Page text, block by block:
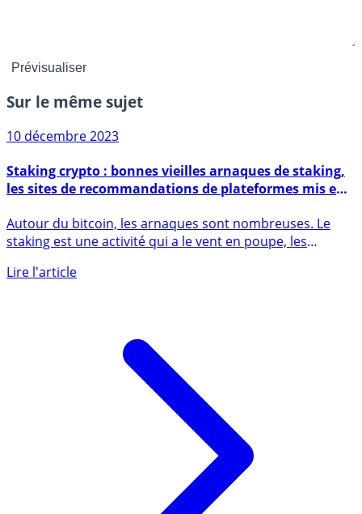
Sur le même sujet
10 décembre 2023
les sites de recommandations de plateformes mis en
cause
staking est une activité qui a le vent en poupe, les